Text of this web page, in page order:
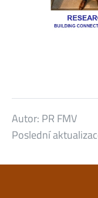
Autor: PR FMV
Poslední